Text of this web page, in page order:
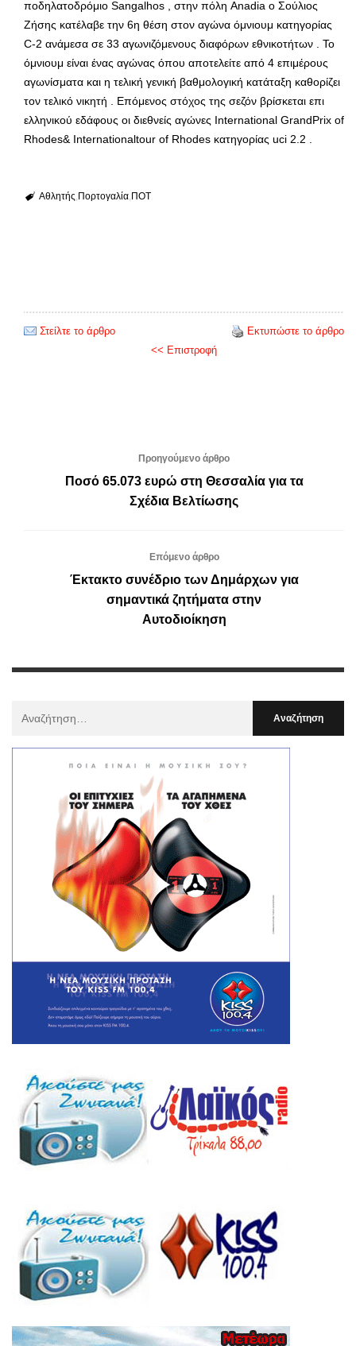
ποδηλατοδρόμιο Sangalhos , στην πόλη Anadia ο Σούλιος
Ζήσης κατέλαβε την 6η θέση στον αγώνα όμνιουμ κατηγορίας
C-2 ανάμεσα σε 33 αγωνιζόμενους διαφόρων εθνικοτήτων . Το
όμνιουμ είναι ένας αγώνας όπου αποτελείτε από 4 επιμέρους
αγωνίσματα και η τελική γενική βαθμολογική κατάταξη καθορίζει
τον τελικό νικητή . Επόμενος στόχος της σεζόν βρίσκεται επι
ελληνικού εδάφους οι διεθνείς αγώνες International GrandPrix of
Rhodes& Internationaltour of Rhodes κατηγορίας uci 2.2 .
Αθλητής Πορτογαλία ΠΟΤ
Στείλτε το άρθρο
Εκτυπώστε το άρθρο
<< Επιστροφή
Προηγούμενο άρθρο
Ποσό 65.073 ευρώ στη Θεσσαλία για τα
Σχέδια Βελτίωσης
Επόμενο άρθρο
Έκτακτο συνέδριο των Δημάρχων για
σημαντικά ζητήματα στην
Αυτοδιοίκηση
: